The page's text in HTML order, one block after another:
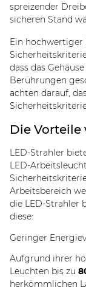
spreizender
sicheren Stand
Ein hochwertiger
dass das
Berührungen
achten darauf,
Die Vorteile
LED-Strahler
LED-
Arbeitsbereich
die LED-Strahler
diese:
Geringer
Aufgrund ihrer
Leuchten bis zu
herkömmlichen